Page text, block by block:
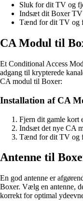
Sluk for dit TV og
Indsæt dit Boxer
Tænd for dit TV og
CA Modul til
Et Conditional Access
adgang til krypterede
CA modul til Boxer:
Installation af CA
Fjern dit gamle kort
Indsæt det nye CA
Tænd for dit TV og
Antenne til
En god antenne er
Boxer. Vælg en antenne,
korrekt for optimal